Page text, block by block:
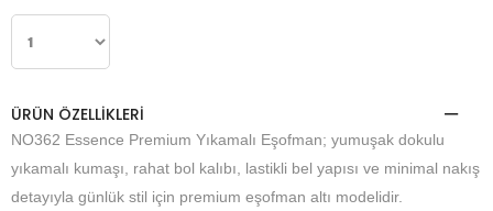
ÜRÜN ÖZELLIKLERI
NO362 Essence Premium Yıkamalı Eşofman; yumuşak dokulu
yıkamalı kumaşı, rahat bol kalıbı, lastikli bel yapısı ve minimal nakış
detayıyla günlük stil için premium eşofman altı modelidir.